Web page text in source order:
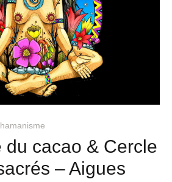
du cacao & Cercle
– Aigues